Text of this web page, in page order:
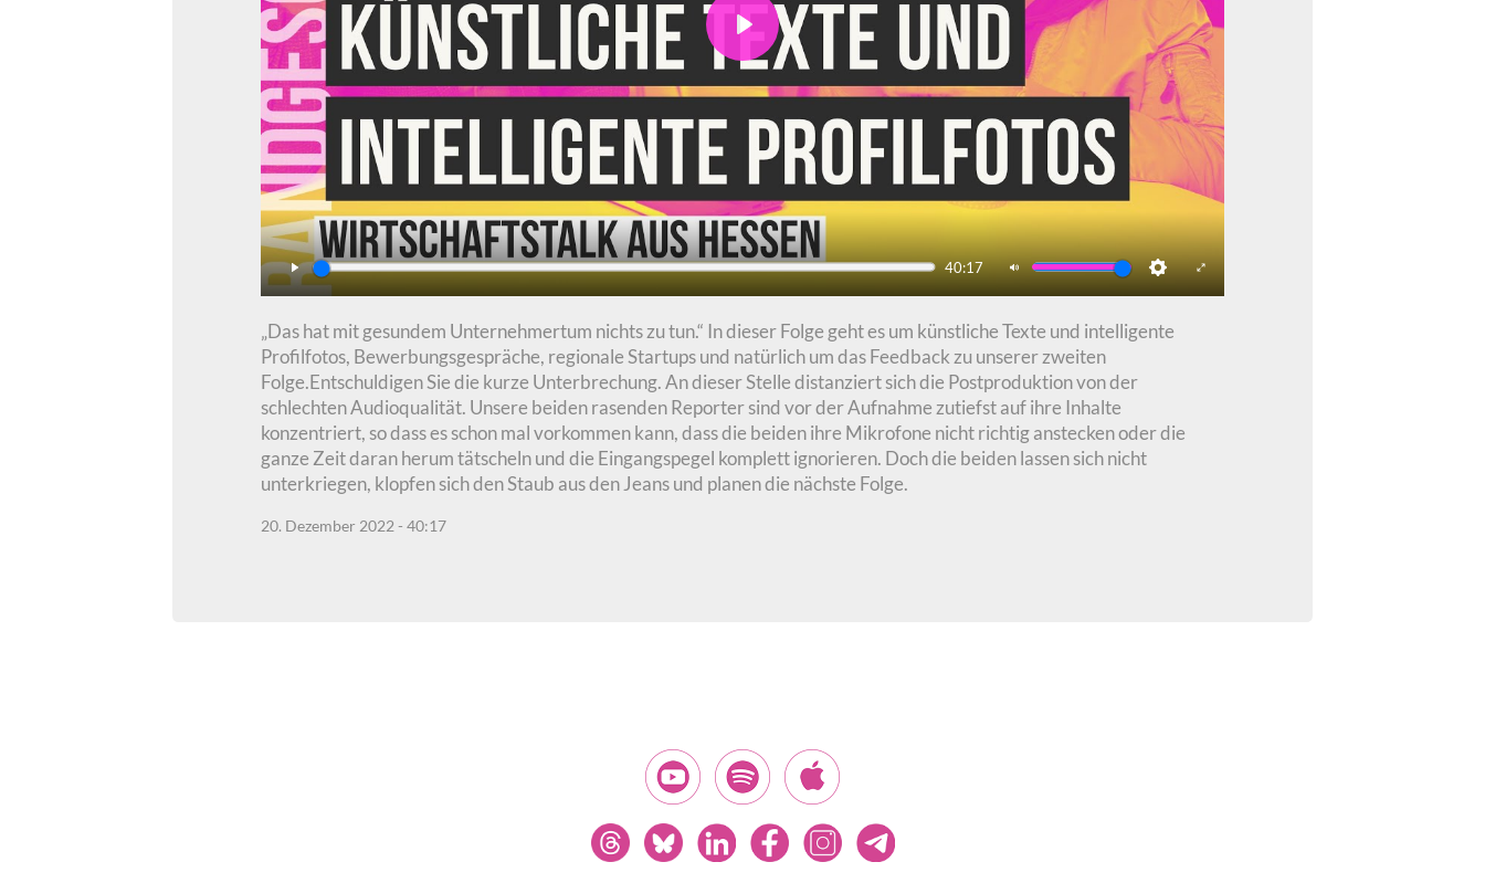
Play
40:17
Mute Settings
Enter
Play
„Das hat mit gesundem Unternehmertum nichts zu tun.“ In dieser Folge geht es um künstliche Texte und intelligente
Profilfotos, Bewerbungsgespräche, regionale Startups und natürlich um das Feedback zu unserer zweiten
Folge.Entschuldigen Sie die kurze Unterbrechung. An dieser Stelle distanziert sich die Postproduktion von der
schlechten Audioqualität. Unsere beiden rasenden Reporter sind vor der Aufnahme zutiefst auf ihre Inhalte
konzentriert, so dass es schon mal vorkommen kann, dass die beiden ihre Mikrofone nicht richtig anstecken oder die
ganze Zeit daran herum tätscheln und die Eingangspegel komplett ignorieren. Doch die beiden lassen sich nicht
unterkriegen, klopfen sich den Staub aus den Jeans und planen die nächste Folge.
20. Dezember 2022 - 40:17